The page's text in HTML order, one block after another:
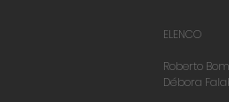
ELENCO
Roberto
Débora